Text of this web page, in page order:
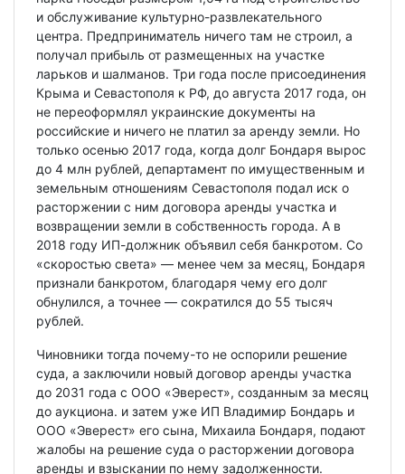
и обслуживание культурно-развлекательного
центра. Предприниматель ничего там не строил, а
получал прибыль от размещенных на участке
ларьков и шалманов. Три года после присоединения
Крыма и Севастополя к РФ, до августа 2017 года, он
не переоформлял украинские документы на
российские и ничего не платил за аренду земли. Но
только осенью 2017 года, когда долг Бондаря вырос
до 4 млн рублей, департамент по имущественным и
земельным отношениям Севастополя подал иск о
расторжении с ним договора аренды участка и
возвращении земли в собственность города. А в
2018 году ИП-должник объявил себя банкротом. Со
«скоростью света» — менее чем за месяц, Бондаря
признали банкротом, благодаря чему его долг
обнулился, а точнее — сократился до 55 тысяч
рублей.
Чиновники тогда почему-то не оспорили решение
суда, а заключили новый договор аренды участка
до 2031 года с ООО «Эверест», созданным за месяц
до аукциона. и затем уже ИП Владимир Бондарь и
ООО «Эверест» его сына, Михаила Бондаря, подают
жалобы на решение суда о расторжении договора
аренды и взыскании по нему задолженности.